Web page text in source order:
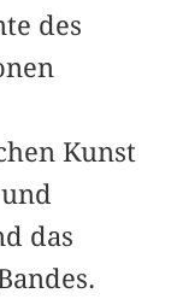
des
Kunst
das